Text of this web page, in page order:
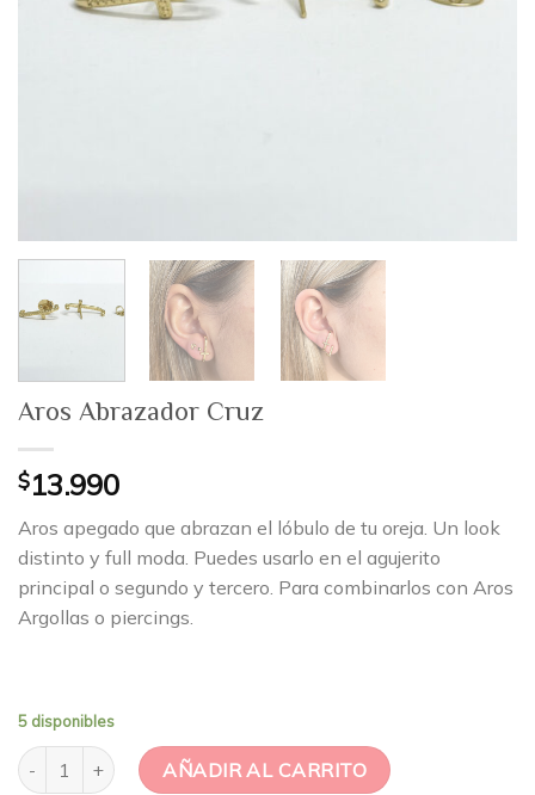
Aros Abrazador Cruz
$13.990
Aros apegado que abrazan el lóbulo de tu oreja. Un look
distinto y full moda. Puedes usarlo en el agujerito
principal o segundo y tercero. Para combinarlos con Aros
Argollas o piercings.
5 disponibles
Aros Abrazador Cruz cantidadAÑADIR AL CARRITO